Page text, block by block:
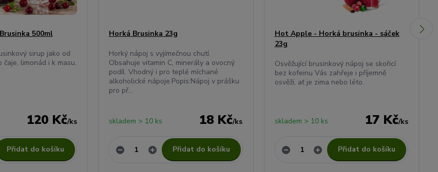
500ml
sirup jako od
čaje, limonád i k masu.
120 Kč/ks
Přidat do košíku
Horká Brusinka 23g
Horký nápoj s vyjímečnou chutí.
Obsahuje vitamin C, minerály a ovocný
podíl. Vhodný i pro teplé míchané
alkoholické nápoje.Popis:Nápoj v prášku
pro př...
18 Kč/ks
skladem > 10 ks
Přidat do košíku
Hot Apple - Horká brusinka - sáček
23g
Osvěžující brusinkový nápoj se skořicí
bez kofeinu Vás zahřeje i příjemně
osvěží, ať je zima nebo léto.
17 Kč/ks
skladem > 10 ks
Přidat do košíku